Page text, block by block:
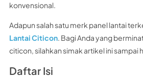
konvensional.
Adapun salah satu merk panel lantai
Lantai Citicon. Bagi Anda yang
citicon, silahkan simak artikel ini sampai
Daftar Isi